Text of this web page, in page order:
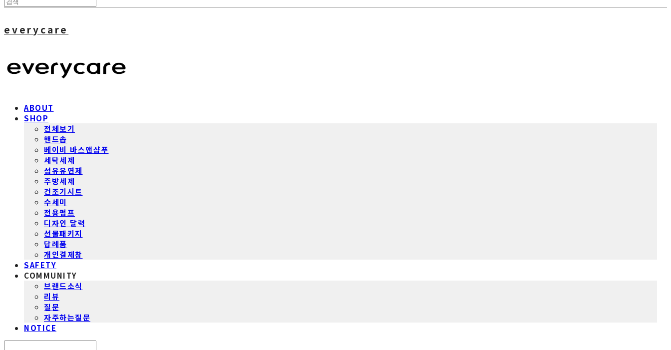
everycare
ABOUT
SHOP
전체보기
핸드솝
베이비 바스앤샴푸
세탁세제
섬유유연제
주방세제
건조기시트
수세미
전용펌프
디자인 달력
선물패키지
답례품
개인결제창
SAFETY
COMMUNITY
브랜드소식
리뷰
질문
자주하는질문
NOTICE